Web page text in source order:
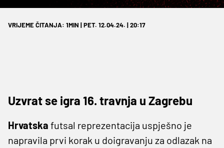
VRIJEME ČITANJA: 1MIN | PET. 12.04.24. | 20:17
Uzvrat se igra 16. travnja u Zagrebu
Hrvatska futsal reprezentacija uspješno je
napravila prvi korak u doigravanju za odlazak na